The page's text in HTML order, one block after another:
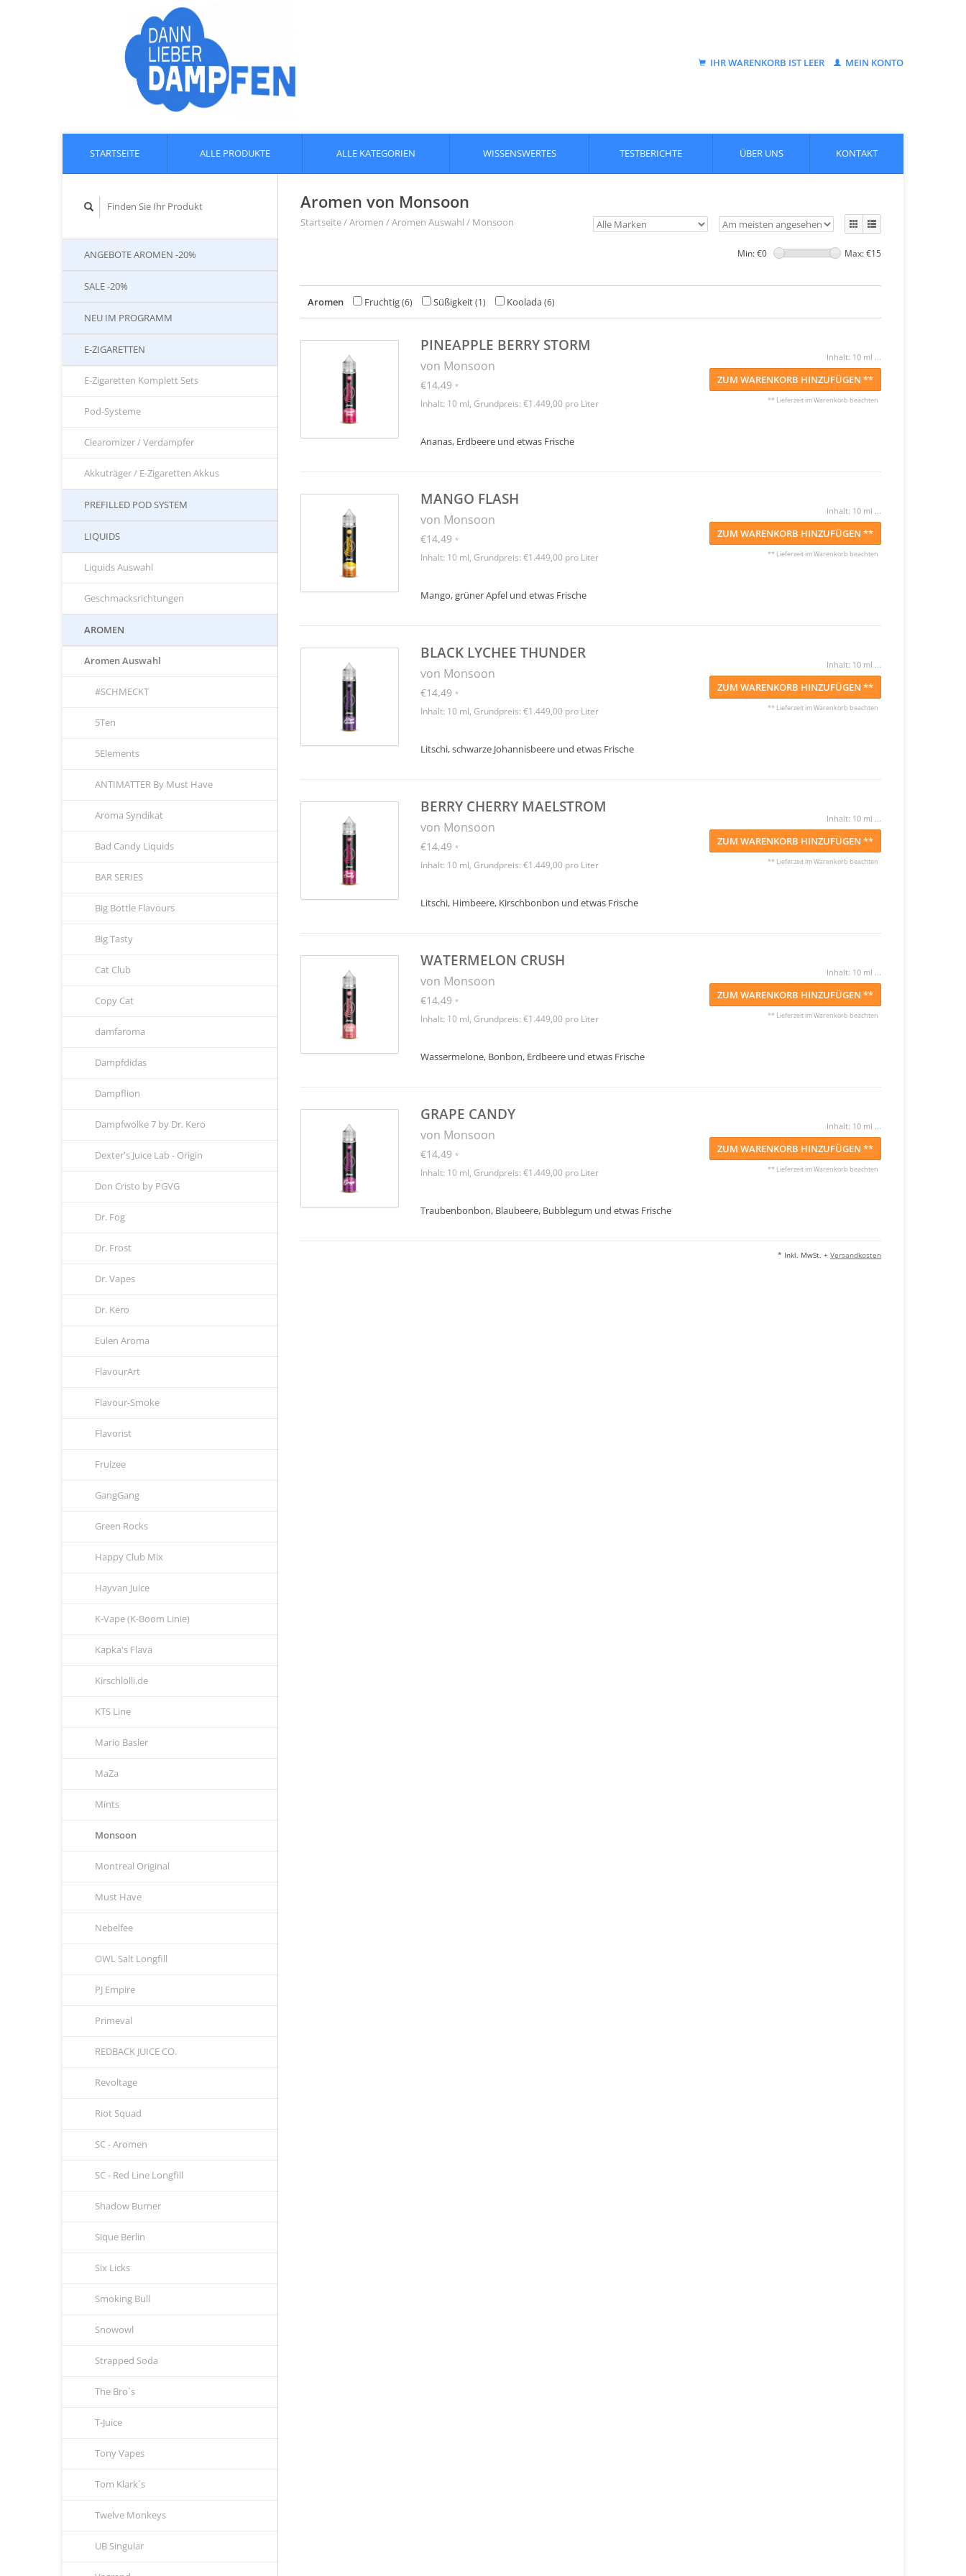
IHR WARENKORB IST LEER MEIN KONTO
STARTSEITE ALLE PRODUKTE ALLE KATEGORIEN WISSENSWERTES TESTBERICHTE ÜBER UNS KONTAKT
ANGEBOTE AROMEN -20%
SALE -20%
NEU IM PROGRAMM
E-ZIGARETTEN
E-Zigaretten Komplett Sets
Pod-Systeme
Clearomizer / Verdampfer
Akkuträger / E-Zigaretten Akkus
PREFILLED POD SYSTEM
LIQUIDS
Liquids Auswahl
Geschmacksrichtungen
AROMEN
Aromen Auswahl
#SCHMECKT
5Ten
5Elements
ANTIMATTER By Must Have
Aroma Syndikat
Bad Candy Liquids
BAR SERIES
Big Bottle Flavours
Big Tasty
Cat Club
Copy Cat
damfaroma
Dampfdidas
Dampflion
Dampfwolke 7 by Dr. Kero
Dexter's Juice Lab - Origin
Don Cristo by PGVG
Dr. Fog
Dr. Frost
Dr. Vapes
Dr. Kero
Eulen Aroma
FlavourArt
Flavour-Smoke
Flavorist
Fruizee
GangGang
Green Rocks
Happy Club Mix
Hayvan Juice
K-Vape (K-Boom Linie)
Kapka's Flava
Kirschlolli.de
KTS Line
Mario Basler
MaZa
Mints
Monsoon
Montreal Original
Must Have
Nebelfee
OWL Salt Longfill
PJ Empire
Primeval
REDBACK JUICE CO.
Revoltage
Riot Squad
SC - Aromen
SC - Red Line Longfill
Shadow Burner
Sique Berlin
Six Licks
Smoking Bull
Snowowl
Strapped Soda
The Bro`s
T-Juice
Tony Vapes
Tom Klark´s
Twelve Monkeys
UB Singular
Aromen von Monsoon
Startseite/Aromen /Aromen Auswahl / Monsoon
Min: €0 Max: €15
Aromen Fruchtig(6) Süßigkeit(1) Koolada(6)
PINEAPPLE BERRY STORM
von Monsoon
€14,49 *
Inhalt: 10 ml, Grundpreis: €1.449,00 pro Liter
Inhalt: 10 ml ...
ZUM WARENKORB HINZUFÜGEN **
** Lieferzeit im Warenkorb beachten
Ananas, Erdbeere und etwas Frische
MANGO FLASH
von Monsoon
€14,49 *
Inhalt: 10 ml, Grundpreis: €1.449,00 pro Liter
Inhalt: 10 ml ...
ZUM WARENKORB HINZUFÜGEN **
** Lieferzeit im Warenkorb beachten
Mango, grüner Apfel und etwas Frische
BLACK LYCHEE THUNDER
von Monsoon
€14,49 *
Inhalt: 10 ml, Grundpreis: €1.449,00 pro Liter
Inhalt: 10 ml ...
ZUM WARENKORB HINZUFÜGEN **
** Lieferzeit im Warenkorb beachten
Litschi, schwarze Johannisbeere und etwas Frische
BERRY CHERRY MAELSTROM
von Monsoon
€14,49 *
Inhalt: 10 ml, Grundpreis: €1.449,00 pro Liter
Inhalt: 10 ml ...
ZUM WARENKORB HINZUFÜGEN **
** Lieferzeit im Warenkorb beachten
Litschi, Himbeere, Kirschbonbon und etwas Frische
WATERMELON CRUSH
von Monsoon
€14,49 *
Inhalt: 10 ml, Grundpreis: €1.449,00 pro Liter
Inhalt: 10 ml ...
ZUM WARENKORB HINZUFÜGEN **
** Lieferzeit im Warenkorb beachten
Wassermelone, Bonbon, Erdbeere und etwas Frische
GRAPE CANDY
von Monsoon
€14,49 *
Inhalt: 10 ml, Grundpreis: €1.449,00 pro Liter
Inhalt: 10 ml ...
ZUM WARENKORB HINZUFÜGEN **
** Lieferzeit im Warenkorb beachten
Traubenbonbon, Blaubeere, Bubblegum und etwas Frische
* Inkl. MwSt. + Versandkosten